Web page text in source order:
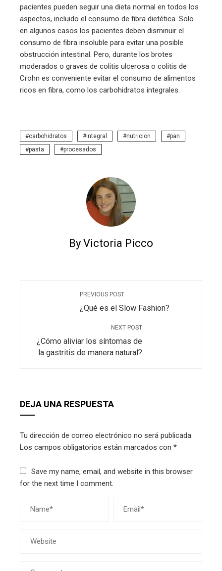
pacientes pueden seguir una dieta normal en todos los
aspectos, incluido el consumo de fibra dietética. Solo
en algunos casos los pacientes deben disminuir el
consumo de fibra insoluble para evitar una posible
obstrucción intestinal. Pero, durante los brotes
moderados o graves de colitis ulcerosa o colitis de
Crohn es conveniente evitar el consumo de alimentos
ricos en fibra, como los carbohidratos integrales.
carbohidratos integral nutricion
pan
pasta
procesados
By Victoria Picco
PREVIOUS POST
¿Qué es el Slow Fashion?
NEXT POST
¿Cómo aliviar los síntomas de
la gastritis de manera natural?
DEJA UNA RESPUESTA
Tu dirección de correo electrónico no será publicada.
Los campos obligatorios están marcados con *
Save my name, email, and website in this browser
for the next time I comment.